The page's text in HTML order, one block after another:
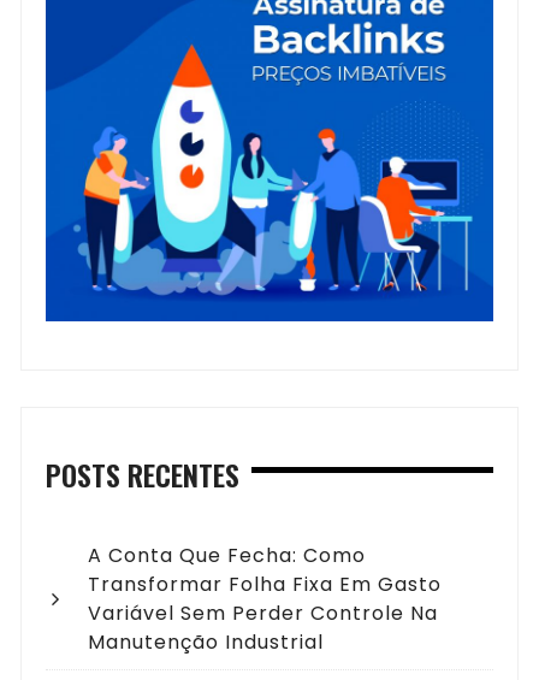
POSTS RECENTES
A Conta Que Fecha: Como
Transformar Folha Fixa Em Gasto
Variável Sem Perder Controle Na
Manutenção Industrial